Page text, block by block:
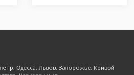
Одесса, Львов, Запорожье, Кривой